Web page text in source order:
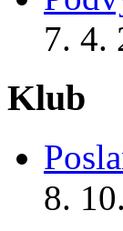
7. 4.
Klub
8.